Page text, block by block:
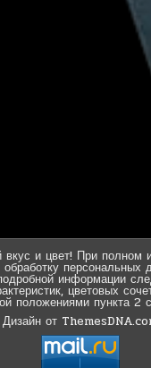
и цвет! При полном
информации
цветовых
положениями пункта 2
Дизайн от